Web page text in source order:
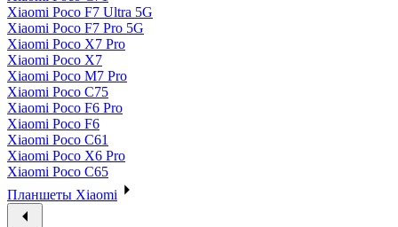
Xiaomi Poco F7 Ultra 5G
Xiaomi Poco F7 Pro 5G
Xiaomi Poco X7 Pro
Xiaomi Poco X7
Xiaomi Poco M7 Pro
Xiaomi Poco C75
Xiaomi Poco F6 Pro
Xiaomi Poco F6
Xiaomi Poco C61
Xiaomi Poco X6 Pro
Xiaomi Poco C65
Планшеты Xiaomi